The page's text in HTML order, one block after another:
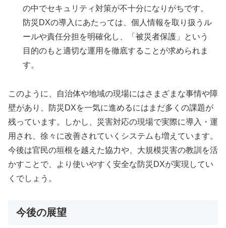
の中でセキュリティ対策が不十分になりがちです。
防災DXの導入にあたっては、個人情報を取り扱うル
ールや責任分担を明確化し、「被災者保護」という
目的のもと適切な運用を徹底することが求められま
す。
このように、自治体や地域の現場にはさまざまな事情や障
壁があり、防災DXを一気に進めるにはまだ多くの課題が
残っています。しかし、災害対応の現場で実際に導入・運
用され、徐々に改善されていくシステムも増えています。
今後は官民の垣根を越えた協力や、大規模災害の教訓を活
かすことで、より使いやすく安全な防災DXが実現してい
くでしょう。
今後の展望